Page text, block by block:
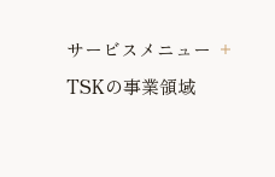
サービスメニュー
TSKの事業領域